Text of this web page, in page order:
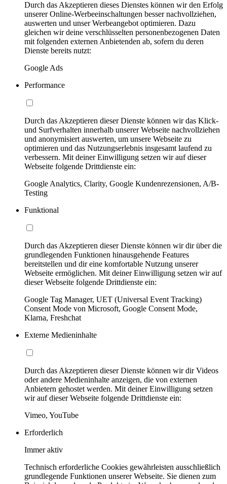
Durch das Akzeptieren dieses Dienstes können wir den Erfolg
unserer Online-Werbeeinschaltungen besser nachvollziehen,
auswerten und unser Werbeangebot optimieren. Dazu
gleichen wir deine verschlüsselten personenbezogenen Daten
mit folgenden externen Anbietenden ab, sofern du deren
Dienste bereits nutzt:
Google Ads
Performance
Durch das Akzeptieren dieser Dienste können wir das Klick-
und Surfverhalten innerhalb unserer Webseite nachvollziehen
und anonymisiert auswerten, um unsere Webseite zu
optimieren und das Nutzungserlebnis insgesamt laufend zu
verbessern. Mit deiner Einwilligung setzen wir auf dieser
Webseite folgende Drittdienste ein:
Google Analytics, Clarity, Google Kundenrezensionen, A/B-
Testing
Funktional
Durch das Akzeptieren dieser Dienste können wir dir über die
grundlegenden Funktionen hinausgehende Features
bereitstellen und dir eine komfortable Nutzung unserer
Webseite ermöglichen. Mit deiner Einwilligung setzen wir auf
dieser Webseite folgende Drittdienste ein:
Google Tag Manager, UET (Universal Event Tracking)
Consent Mode von Microsoft, Google Consent Mode,
Klarna, Freshchat
Externe Medieninhalte
Durch das Akzeptieren dieser Dienste können wir dir Videos
oder andere Medieninhalte anzeigen, die von externen
Anbietern gehostet werden. Mit deiner Einwilligung setzen
wir auf dieser Webseite folgende Drittdienste ein:
Vimeo, YouTube
Erforderlich
Immer aktiv
Technisch erforderliche Cookies gewährleisten ausschließlich
grundlegende Funktionen unserer Webseite. Sie dienen zum